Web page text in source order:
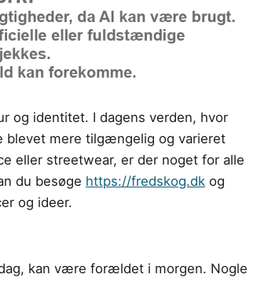
og identitet. I dagens verden, hvor
blevet mere tilgængelig og varieret
eller streetwear, er der noget for alle
du besøge https://fredskog.dk og
og ideer.
kan være forældet i morgen. Nogle